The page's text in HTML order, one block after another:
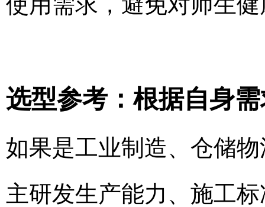
选型参考：根据自身
如果是工业制造、仓储
主研发生产能力、施工